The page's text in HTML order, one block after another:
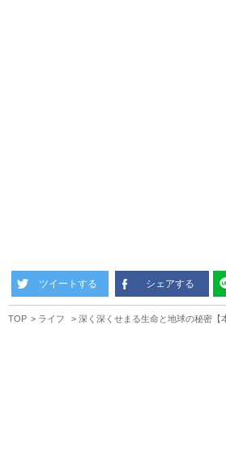
ツイートする シェアする
TOP ライフ 深く深くせまる生命と地球の秘密【